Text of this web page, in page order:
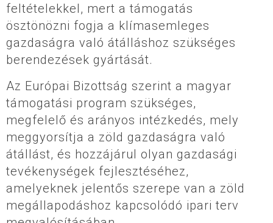
feltételekkel, mert a támogatás
ösztönözni fogja a klímasemleges
gazdaságra való átálláshoz szükséges
berendezések gyártását.
Az Európai Bizottság szerint a magyar
támogatási program szükséges,
megfelelő és arányos intézkedés, mely
meggyorsítja a zöld gazdaságra való
átállást, és hozzájárul olyan gazdasági
tevékenységek fejlesztéséhez,
amelyeknek jelentős szerepe van a zöld
megállapodáshoz kapcsolódó ipari terv